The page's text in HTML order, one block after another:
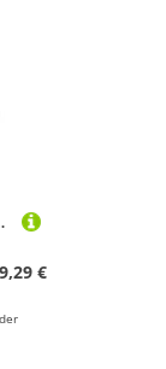
Barbed - 8 Drillinge
9,29 €